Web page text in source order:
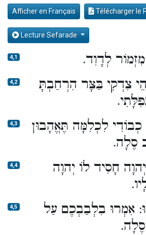
Afficher en Français Télécharger le
Lecture Sefarade
4,1 לְדָוִד.
4,2
צִדְקִי בַּצָּר הִרְחַבְתָּ
4,3
לִכְלִמָּה תֶּאֱהָבוּן
סֶלָה.
4,4
חָסִיד לוֹ יְהוָה
4,5
אִמְרוּ בִלְבַבְכֶם עַל